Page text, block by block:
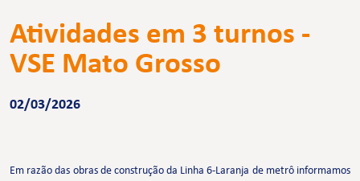
Atividades em 3 turnos -
VSE Mato Grosso
02/03/2026
Em razão das obras de construção da Linha 6-Laranja de metrô informamos